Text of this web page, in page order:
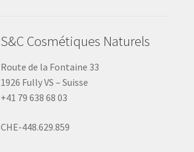
S&C Cosmétiques Naturels
Route de la Fontaine 33
1926 Fully VS – Suisse
+41 79 638 68 03
CHE-448.629.859